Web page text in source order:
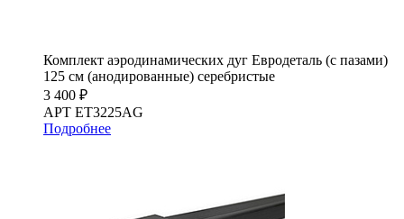
Комплект аэродинамических дуг Евродеталь (с пазами)
125 см (анодированные) серебристые
3 400 ₽
АРТ ET3225AG
Подробнее